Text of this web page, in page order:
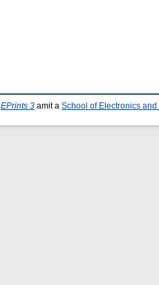
EPrints 3 amit a School of Electronics